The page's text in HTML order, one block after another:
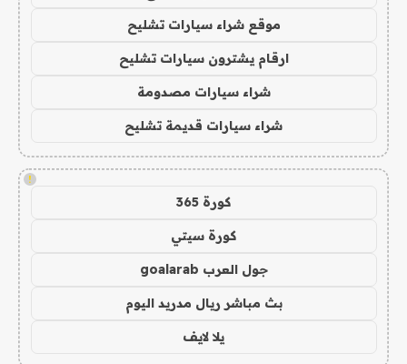
موقع شراء سيارات تشليح
ارقام يشترون سيارات تشليح
شراء سيارات مصدومة
شراء سيارات قديمة تشليح
!
كورة 365
كورة سيتي
جول العرب goalarab
بث مباشر ريال مدريد اليوم
يلا لايف